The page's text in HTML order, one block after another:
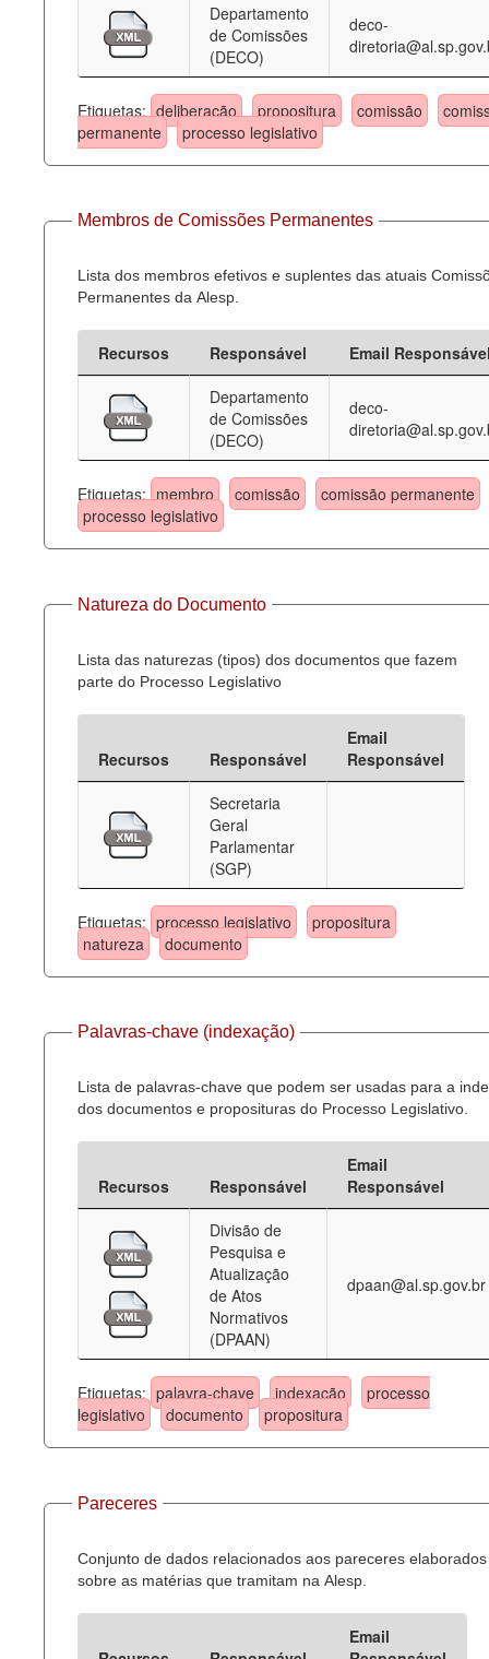
Departamento
de Comissões
(DECO)
deco-
Etiquetas: deliberação propositura comissão
permanente
processo legislativo
Membros de Comissões Permanentes
Lista dos membros efetivos e suplentes das atuais
Permanentes da Alesp.
Recursos Responsável
Email
Departamento
de Comissões
(DECO)
deco-
Etiquetas: membro comissão
comissão permanente
processo legislativo
Natureza do Documento
Lista das naturezas (tipos) dos documentos que fazem
parte do Processo Legislativo
Recursos Responsável
Email
Responsável
Secretaria
Geral
Parlamentar
(SGP)
Etiquetas: processo legislativo
propositura
natureza
documento
Palavras-chave (indexação)
Lista de palavras-chave que podem ser usadas para a
dos documentos e proposituras do Processo Legislativo.
Recursos Responsável
Email
Responsável
Divisão de
Pesquisa e
Atualização
de Atos
Normativos
(DPAAN)
dpaan@al.sp.gov.br
Etiquetas: palavra-chave indexação
processo
legislativo
documento propositura
Pareceres
Conjunto de dados relacionados aos pareceres elaborados
sobre as matérias que tramitam na Alesp.
Email